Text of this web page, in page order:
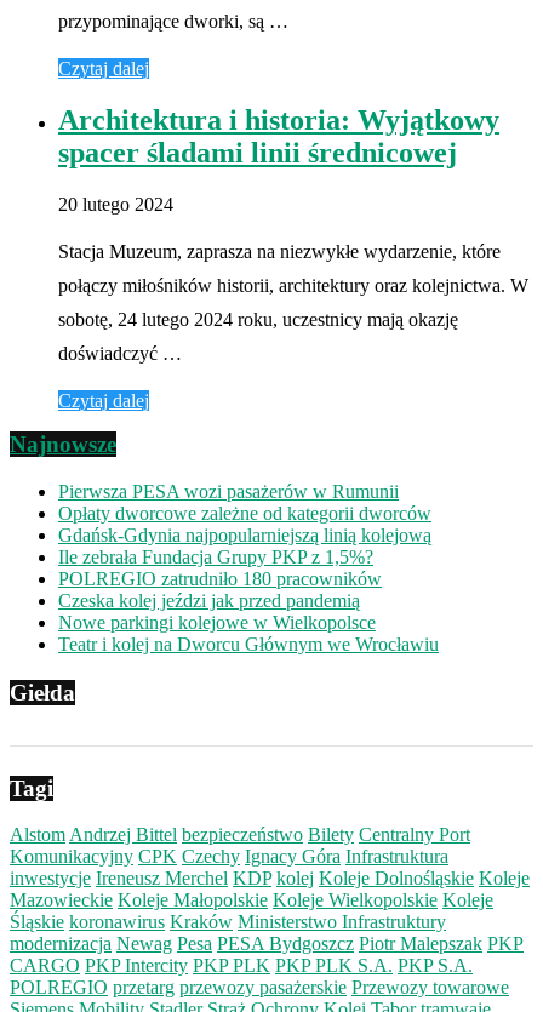
przypominające dworki, są …
Czytaj dalej
Architektura i historia: Wyjątkowy
spacer śladami linii średnicowej
20 lutego 2024
Stacja Muzeum, zaprasza na niezwykłe wydarzenie, które
połączy miłośników historii, architektury oraz kolejnictwa. W
sobotę, 24 lutego 2024 roku, uczestnicy mają okazję
doświadczyć …
Czytaj dalej
Najnowsze
Pierwsza PESA wozi pasażerów w Rumunii
Opłaty dworcowe zależne od kategorii dworców
Gdańsk-Gdynia najpopularniejszą linią kolejową
Ile zebrała Fundacja Grupy PKP z 1,5%?
POLREGIO zatrudniło 180 pracowników
Czeska kolej jeździ jak przed pandemią
Nowe parkingi kolejowe w Wielkopolsce
Teatr i kolej na Dworcu Głównym we Wrocławiu
Giełda
Tagi
Alstom Andrzej Bittel bezpieczeństwo Bilety Centralny Port
Komunikacyjny CPK Czechy Ignacy Góra Infrastruktura
inwestycje Ireneusz Merchel KDP kolej Koleje Dolnośląskie Koleje
Mazowieckie Koleje Małopolskie Koleje Wielkopolskie Koleje
Śląskie koronawirus Kraków Ministerstwo Infrastruktury
modernizacja Newag Pesa PESA Bydgoszcz Piotr Malepszak PKP
CARGO PKP Intercity PKP PLK PKP PLK S.A. PKP S.A.
POLREGIO przetarg przewozy pasażerskie Przewozy towarowe